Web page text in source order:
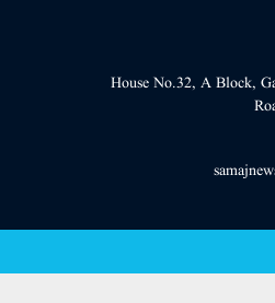
House No.32, A Block,